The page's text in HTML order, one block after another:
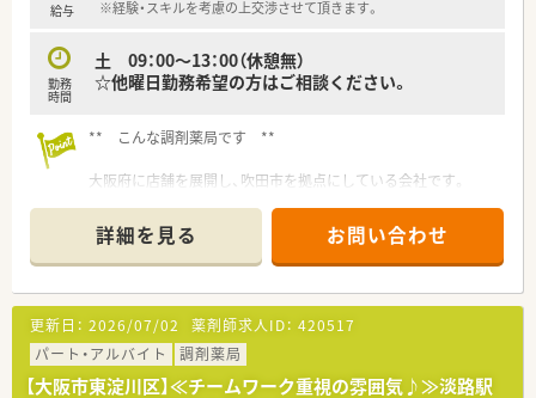
でも安心してご就業いただけます♪
給与 ※経験・スキルを考慮の上交渉させて頂きます。
勤務
時間
土 09：00～13：00（休憩無）
☆他曜日勤務希望の方はご相談ください。
** こんな調剤薬局です **
大阪府に店舗を展開し、吹田市を拠点にしている会社です。
北摂でのご就職を希望している方、
店舗数が多い分、広いネットワーク網とノウハウが強みです！
社内勉強会など、未経験でもしっかり学べる研修制度が充実して
います！
詳細を見る お問い合わせ
更新日： 2026/07/02 薬剤師求人ID： 420517
パート・アルバイト
調剤薬局
【大阪市東淀川区】≪チームワーク重視の雰囲気♪≫淡路駅